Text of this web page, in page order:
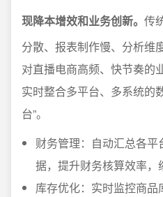
现降本增效和业务创新。 传
分散、报表制作慢、分析维
对直播电商高频、快节奏的
实时整合多平台、多系统的
台”。
财务管理：自动汇总各
据，提升财务核算效率，
库存优化：实时监控商